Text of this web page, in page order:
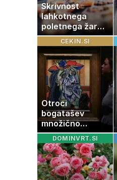
Skrivnost
lahkotnega
poletnega žara,
po katerem ne
boste
potrebovali
popoldanskega
spanca
CEKIN.SI
Otroci
bogatašev
množično
prodajajo
družinske
zbirke: raje imajo
denar kot
umetnine
DOMINVRT.SI